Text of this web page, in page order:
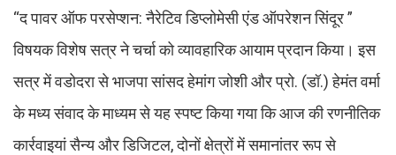
“द पावर ऑफ परसेप्शन: नैरेटिव डिप्लोमेसी एंड ऑपरेशन सिंदूर ”
विषयक विशेष सत्र ने चर्चा को व्यावहारिक आयाम प्रदान किया। इस
सत्र में वडोदरा से भाजपा सांसद हेमांग जोशी और प्रो. (डॉ.) हेमंत वर्मा
के मध्य संवाद के माध्यम से यह स्पष्ट किया गया कि आज की रणनीतिक
कार्रवाइयां सैन्य और डिजिटल, दोनों क्षेत्रों में समानांतर रूप से